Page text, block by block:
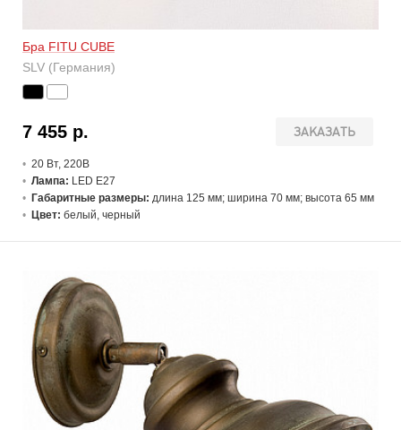
Бра FITU CUBE
SLV (Германия)
ЗАКАЗАТЬ
7 455 р.
20 Вт, 220В
Лампа: LED E27
Габаритные размеры: длина 125 мм; ширина 70 мм; высота 65 мм
Цвет: белый, черный